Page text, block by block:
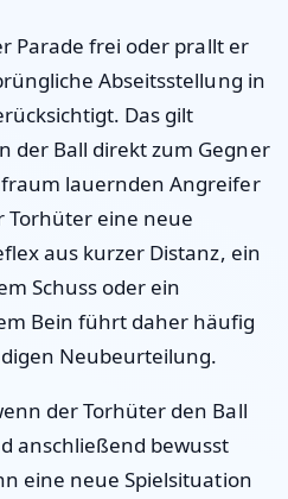
Parade frei oder prallt er
Abseitsstellung in
Das gilt
der Ball direkt zum Gegner
lauernden Angreifer
Torhüter eine neue
aus kurzer Distanz, ein
Schuss oder ein
Bein führt daher häufig
Neubeurteilung.
der Torhüter den Ball
anschließend bewusst
eine neue Spielsituation